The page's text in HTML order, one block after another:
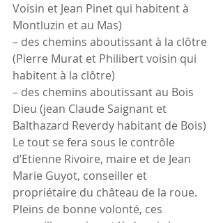
Voisin et Jean Pinet qui habitent à
Montluzin et au Mas)
– des chemins aboutissant à la clôtre
(Pierre Murat et Philibert voisin qui
habitent à la clôtre)
– des chemins aboutissant au Bois
Dieu (jean Claude Saignant et
Balthazard Reverdy habitant de Bois)
Le tout se fera sous le contrôle
d’Etienne Rivoire, maire et de Jean
Marie Guyot, conseiller et
propriétaire du château de la roue.
Pleins de bonne volonté, ces